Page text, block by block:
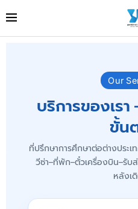
Our
บริการของเร
ขั้น
ที่ปรึกษาการศึกษาต่อต่างประ
วีซ่า–ที่พัก–ตั๋วเครื่องบิน–รับ
หลังเ